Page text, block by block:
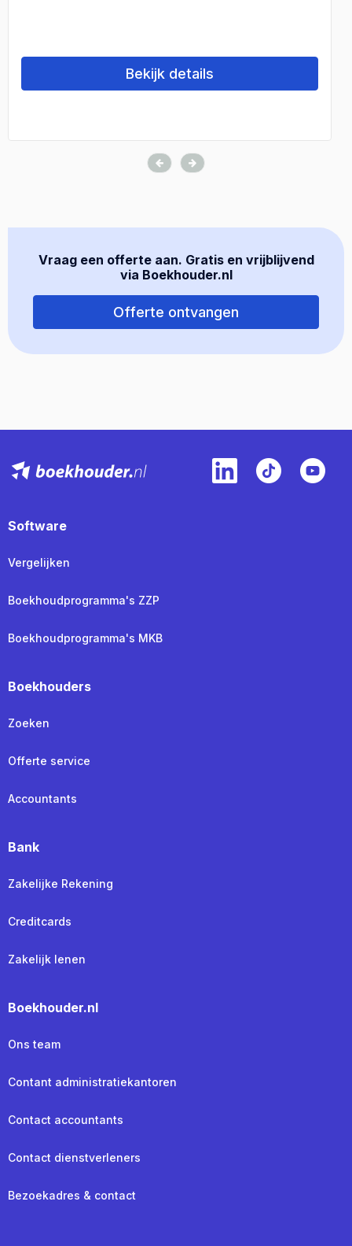
Bekijk details
Vraag een offerte aan. Gratis en vrijblijvend
via Boekhouder.nl
Offerte ontvangen
Software
Vergelijken
Boekhoudprogramma's ZZP
Boekhoudprogramma's MKB
Boekhouders
Zoeken
Offerte service
Accountants
Bank
Zakelijke Rekening
Creditcards
Zakelijk lenen
Boekhouder.nl
Ons team
Contant administratiekantoren
Contact accountants
Contact dienstverleners
Bezoekadres & contact